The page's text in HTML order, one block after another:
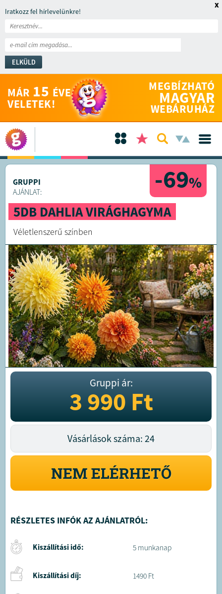
Iratkozz fel hírlevelünkre!
ELKÜLD
x
MÁR 15 ÉVE
VELETEK!
MEGBÍZHATÓ
MAGYAR
WEBÁRUHÁZ
-69%
GRUPPI
AJÁNLAT:
5DB DAHLIA VIRÁGHAGYMA
Véletlenszerű színben
Gruppi ár:
3 990Ft
Vásárlások száma: 24
NEM ELÉRHETŐ
RÉSZLETES INFÓK AZ AJÁNLATRÓL:
Kiszállítási idő: 5 munkanap
Kiszállítási díj: 1490 Ft